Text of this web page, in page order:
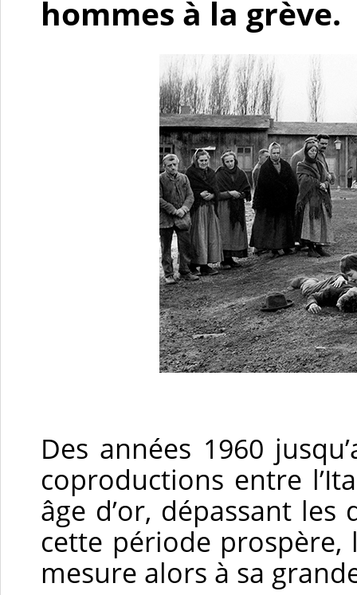
hommes à la grève.
Des années 1960
coproductions entre
âge d’or, dépassant
cette période prospère,
mesure alors à sa